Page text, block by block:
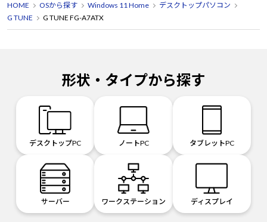
HOME OSから探す Windows 11 Home
デスクトップパソコン
G TUNE
G TUNE FG-A7ATX
形状・タイプから探す
デスクトップPC ノートPC タブレットPC
サーバー ワークステーション ディスプレイ